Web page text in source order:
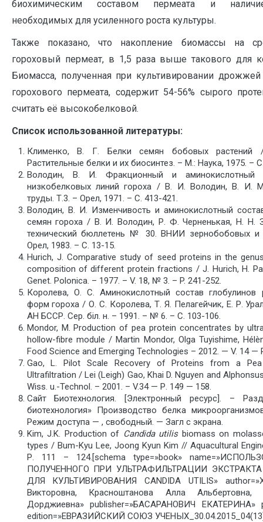
биохимическим составом пермеата и
необходимых для усиленного роста культуры.
Также показано, что накопление биомассы на
гороховый пермеат, в 1,5 раза выше такового для
Биомасса, полученная при культивировании
горохового пермеата, содержит 54-56% сырого
считать её высокобелковой.
Список использованной литературы:
Клименко, В. Г. Белки семян бобовых
Растительные белки и их биосинтез. – М.: Наука, 1975. –
Володин, В. И. Фракционный и аминокислотный
низкобелковых линий гороха / В. И. Володин, В. И.
труды. Т.3. – Орел, 1971. – С. 413-421.
Володин, В. И. Изменчивость и аминокислотный
семян гороха / В. И. Володин, Р. Ф. Черненькая, Н. Н.
технический бюллетень № 30. ВНИИ зернобобовых и
Орел, 1983. – С. 13-15.
Hurich, J. Comparative study of seed proteins in the
composition of different protein fractions / J. Hurich, H.
Genet. Polonica. – 1977. – V. 18, № 3. – P. 241-252.
Королева, О. С. Аминокислотный состав глобулинов
форм гороха / О. С. Королева, Т. Я. Пелагейчик, Е. Р.
АН БССР. Сер. бiл. н. – 1991. – № 6. – С. 103-106.
Mondor, M. Production of pea protein concentrates by
hollow-fibre module / Martin Mondor, Olga Tuyishime,
Food Science and Emerging Technologies – 2012. — V. 14 —
Gao, L. Pilot Scale Recovery of Proteins from a Pea
Ultrafiltration / Lei (Leigh) Gao, Khai D. Nguyen and
Wiss. u.-Technol. – 2001. – V.34 — Р. 149 — 158.
Сайт Биотехнология. [Электронный ресурс]. –
биотехнология» Производство белка
Режим доступа — , свободный. — Загл с экрана.
Kim, J.K. Production of Candida utilis biomass on
types / Bum-Kyu Lee, Joong Kyun Kim // Aquacultural
Р. 111 – 124.[schema type=»book»
ПОЛУЧЕННОГО ПРИ УЛЬТРАФИЛЬТРАЦИИ
ДЛЯ КУЛЬТИВИРОВАНИЯ CANDIDA UTILIS»
Викторовна, Красноштанова Алла Альбертовна,
Дорджиевна» publisher=»БАСАРАНОВИЧ ЕКАТЕРИНА»
edition=»ЕВРАЗИЙСКИЙ СОЮЗ